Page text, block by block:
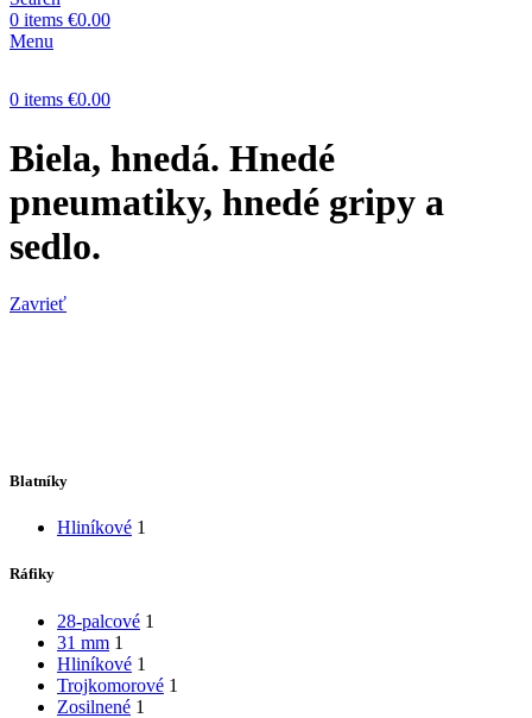
0 items €0.00
Menu
0 items €0.00
Biela, hnedá. Hnedé
pneumatiky, hnedé gripy a
sedlo.
Zavrieť
Blatníky
Hliníkové 1
Ráfiky
28-palcové 1
31 mm 1
Hliníkové 1
Trojkomorové 1
Zosilnené 1